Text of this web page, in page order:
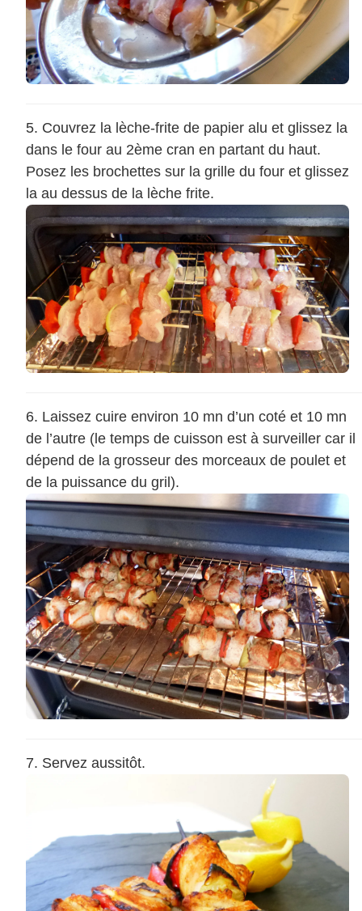
Couvrez la lèche-frite de papier alu et glissez la
dans le four au 2ème cran en partant du haut.
Posez les brochettes sur la grille du four et glissez
la au dessus de la lèche frite.
Laissez cuire environ 10 mn d’un coté et 10 mn
de l’autre (le temps de cuisson est à surveiller car il
dépend de la grosseur des morceaux de poulet et
de la puissance du gril).
Servez aussitôt.